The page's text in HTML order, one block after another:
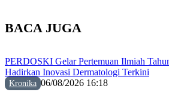
BACA JUGA
PERDOSKI Gelar Pertemuan Ilmiah
Hadirkan Inovasi Dermatologi Terkini
Kronika 06/08/2026 16:18